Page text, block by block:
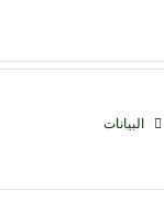
البيانات